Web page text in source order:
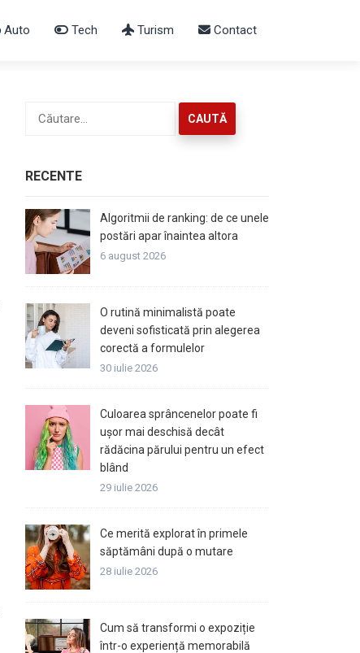
Auto Tech Turism Contact
după:
RECENTE
Algoritmii de ranking: de ce unele
postări apar înaintea altora
6 august 2026
O rutină minimalistă poate
deveni sofisticată prin alegerea
corectă a formulelor
30 iulie 2026
Culoarea sprâncenelor poate fi
ușor mai deschisă decât
rădăcina părului pentru un efect
blând
29 iulie 2026
Ce merită explorat în primele
săptămâni după o mutare
28 iulie 2026
Cum să transformi o expoziție
într-o experiență memorabilă